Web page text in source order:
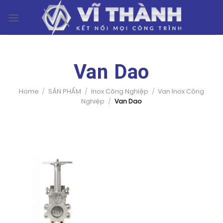
Van Dao
Home / SẢN PHẨM / Inox Công Nghiệp / Van Inox Công
Nghiệp
/ Van Dao